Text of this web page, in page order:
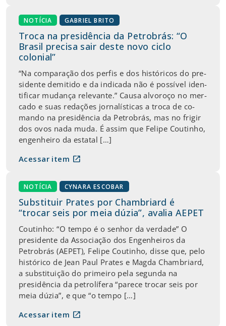
NOTÍCIA GABRIEL BRITO
Troca na presidência da Petrobrás: “O
Brasil precisa sair deste novo ciclo
colonial”
“Na com­pa­ração dos perfis e dos his­tó­ricos do pre­
si­dente de­mi­tido e da in­di­cada não é pos­sível iden­
ti­ficar mu­dança re­le­vante.” Causa al­vo­roço no mer­
cado e suas re­da­ções jor­na­lís­ticas a troca de co­
mando na pre­si­dência da Pe­tro­brás, mas no frigir
dos ovos nada muda. É assim que Fe­lipe Cou­tinho,
en­ge­nheiro da es­tatal […]
Acessar item open_in_new
NOTÍCIA CYNARA ESCOBAR
Substituir Prates por Chambriard é
“trocar seis por meia dúzia”, avalia AEPET
Coutinho: “O tempo é o senhor da verdade” O
presidente da Associação dos Engenheiros da
Petrobrás (AEPET), Felipe Coutinho, disse que, pelo
histórico de Jean Paul Prates e Magda Chambriard,
a substituição do primeiro pela segunda na
presidência da petrolífera “parece trocar seis por
meia dúzia”, e que “o tempo […]
Acessar item open_in_new